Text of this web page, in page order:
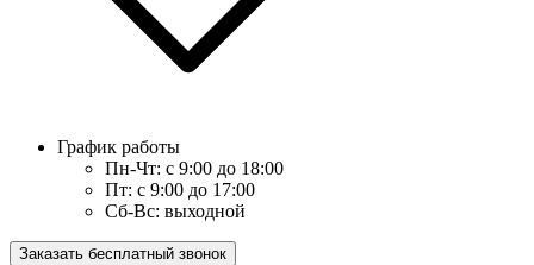
График работы
Пн-Чт: с 9:00 до 18:00
Пт: с 9:00 до 17:00
Сб-Вс: выходной
Заказать бесплатный звонок